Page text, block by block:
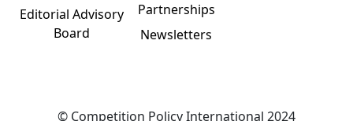
Editorial Advisory
Board
Partnerships
Newsletters
© Competition Policy International 2024